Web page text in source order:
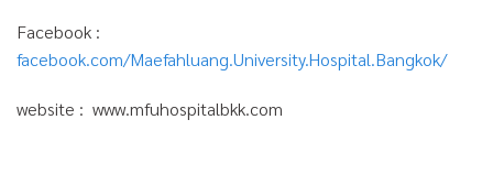
Facebook :
facebook.com/Maefahluang.University.Hospital.Bangkok/
website : www.mfuhospitalbkk.com